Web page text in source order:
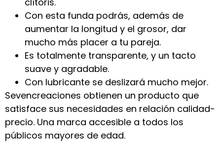
Con esta funda podrás, además de
aumentar la longitud y el grosor, dar
mucho más placer a tu pareja.
Es totalmente transparente, y un tacto
suave y agradable.
Con lubricante se deslizará mucho mejor.
Sevencreaciones obtienen un producto que
satisface sus necesidades en relación calidad-
precio. Una marca accesible a todos los
públicos mayores de edad.